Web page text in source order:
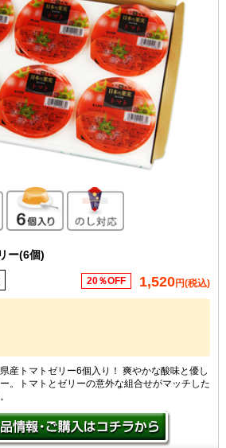
メッセージカード無料
6個入り のし対応
ー(6個)
20％OFF 1,520円(税込)
産トマトゼリー6個入り！ 爽やかな酸味と優し
。トマトとゼリーの意外な組合せがマッチした